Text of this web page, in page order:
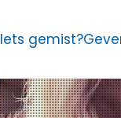
Iets gemist?